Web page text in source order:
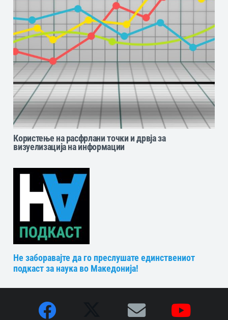
Користење на расфрлани точки и дрвја за
визуелизација на информации
Не заборавајте да го преслушате единствениот
подкаст за наука во Македонија!